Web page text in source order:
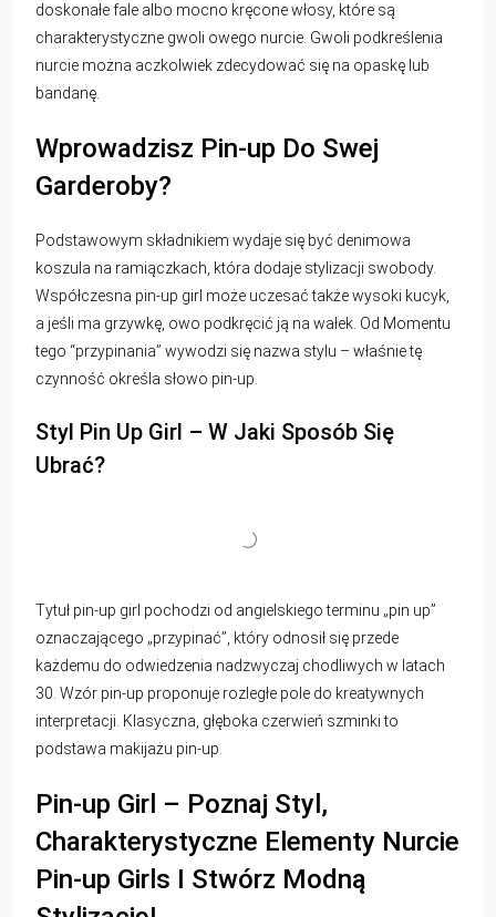
doskonałe fale albo mocno kręcone włosy, które są
charakterystyczne gwoli owego nurcie. Gwoli podkreślenia
nurcie można aczkolwiek zdecydować się na opaskę lub
bandanę.
Wprowadzisz Pin-up Do Swej
Garderoby?
Podstawowym składnikiem wydaje się być denimowa
koszula na ramiączkach, która dodaje stylizacji swobody.
Współczesna pin-up girl może uczesać także wysoki kucyk,
a jeśli ma grzywkę, owo podkręcić ją na wałek. Od Momentu
tego “przypinania” wywodzi się nazwa stylu – właśnie tę
czynność określa słowo pin-up.
Styl Pin Up Girl – W Jaki Sposób Się
Ubrać?
Tytuł pin-up girl pochodzi od angielskiego terminu „pin up”
oznaczającego „przypinać”, który odnosił się przede
każdemu do odwiedzenia nadzwyczaj chodliwych w latach
30. Wzór pin-up proponuje rozległe pole do kreatywnych
interpretacji. Klasyczna, głęboka czerwień szminki to
podstawa makijażu pin-up.
Pin-up Girl – Poznaj Styl,
Charakterystyczne Elementy Nurcie
Pin-up Girls I Stwórz Modną